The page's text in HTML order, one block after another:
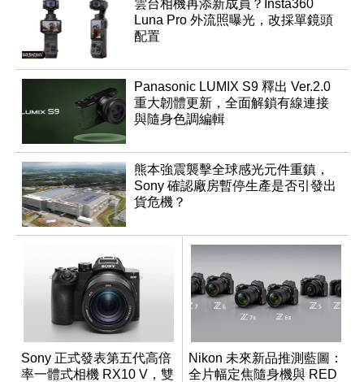
雲台相機再添新成員？Insta360
Luna Pro 外流照曝光，改採單鏡頭
配置
Panasonic LUMIX S9 釋出 Ver.2.0
重大韌體更新，全面解鎖有線連接
與隨身色調編輯
熊本強震襲擊全球感光元件重鎮，
Sony 確認廠房暫停生產是否引發出
貨危機？
Sony 正式發表第五代高倍
率一體式相機 RX10 V，雙
Nikon 未來新品推測藍圖：
全片幅定焦隨身機與 RED